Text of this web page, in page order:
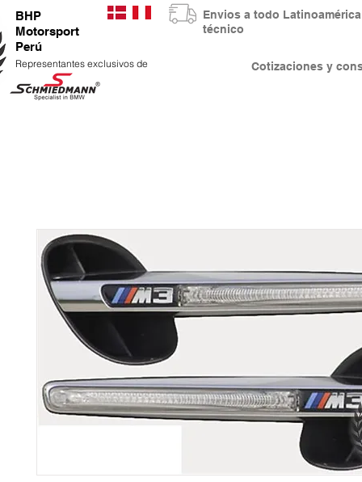
BHP
Motorsport
Perú
Representantes exclusivos de Cotizaciones y
Envios a todo
técnico